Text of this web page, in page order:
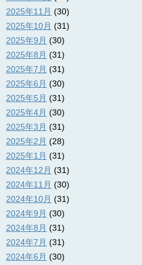
2025年11月 (30)
2025年10月 (31)
2025年9月 (30)
2025年8月 (31)
2025年7月 (31)
2025年6月 (30)
2025年5月 (31)
2025年4月 (30)
2025年3月 (31)
2025年2月 (28)
2025年1月 (31)
2024年12月 (31)
2024年11月 (30)
2024年10月 (31)
2024年9月 (30)
2024年8月 (31)
2024年7月 (31)
2024年6月 (30)